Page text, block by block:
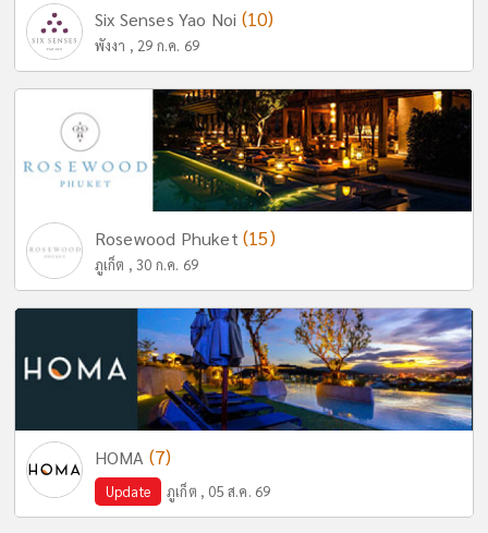
Six Senses Yao Noi (10)
พังงา , 29 ก.ค. 69
Rosewood Phuket (15)
ภูเก็ต , 30 ก.ค. 69
HOMA (7)
Update ภูเก็ต , 05 ส.ค. 69